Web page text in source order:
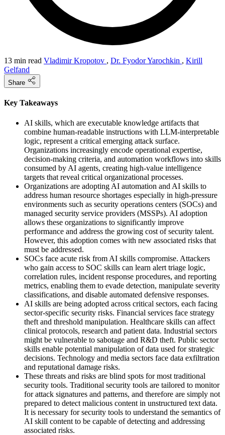
13 min read Vladimir Kropotov , Dr. Fyodor Yarochkin , Kirill
Gelfand
Share
Key Takeaways
AI skills, which are executable knowledge artifacts that
combine human-readable instructions with LLM-interpretable
logic, represent a critical emerging attack surface.
Organizations increasingly encode operational expertise,
decision-making criteria, and automation workflows into skills
consumed by AI agents, creating high-value intelligence
targets that reveal critical organizational processes.
Organizations are adopting AI automation and AI skills to
address human resource shortages especially in high-pressure
environments such as security operations centers (SOCs) and
managed security service providers (MSSPs). AI adoption
allows these organizations to significantly improve
performance and address the growing cost of security talent.
However, this adoption comes with new associated risks that
must be addressed.
SOCs face acute risk from AI skills compromise. Attackers
who gain access to SOC skills can learn alert triage logic,
correlation rules, incident response procedures, and reporting
metrics, enabling them to evade detection, manipulate severity
classifications, and disable automated defensive responses.
AI skills are being adopted across critical sectors, each facing
sector-specific security risks. Financial services face strategy
theft and threshold manipulation. Healthcare skills can affect
clinical protocols, research and patient data. Industrial sectors
might be vulnerable to sabotage and R&D theft. Public sector
skills enable potential manipulation of data used for strategic
decisions. Technology and media sectors face data exfiltration
and reputational damage risks.
These threats and risks are blind spots for most traditional
security tools. Traditional security tools are tailored to monitor
for attack signatures and patterns, and therefore are simply not
prepared to detect malicious content in unstructured text data.
It is necessary for security tools to understand the semantics of
AI skill content to be capable of detecting and addressing
associated risks.